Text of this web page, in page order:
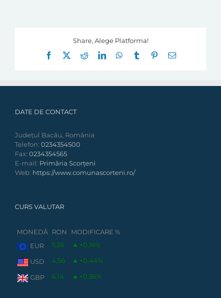
Share, Alege Platforma!
Facebook
RedditLinkedInWhatsApp
Tumblr Pinterest
E-
DATE DE CONTACT
Județul Bacău, România
Telefon: 0234354500
Fax: 0234354565
E-mail: Primăria Scorțeni
Web: https://www.comunascorteni.ro/
CURS VALUTAR
MONEDĂ RON
MODIFICARE %
EUR
5,26 +0,16%
USD 4,56 +0,44%
GBP 6,14 +0,36%